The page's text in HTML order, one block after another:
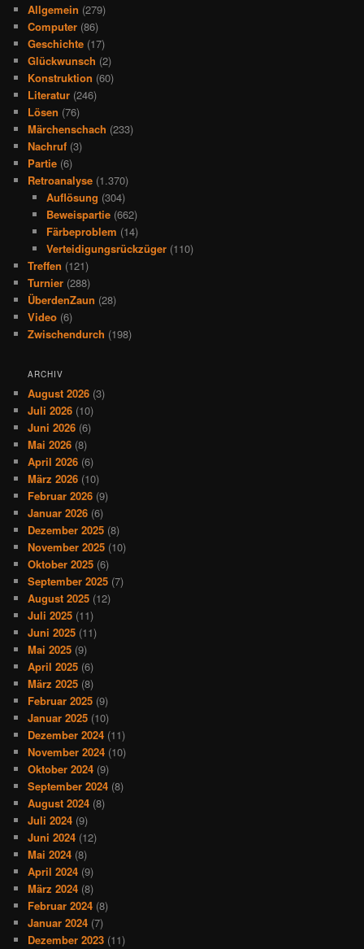
Allgemein (279)
Computer (86)
Geschichte (17)
Glückwunsch (2)
Konstruktion (60)
Literatur (246)
Lösen (76)
Märchenschach (233)
Nachruf (3)
Partie (6)
Retroanalyse (1.370)
Auflösung (304)
Beweispartie(662)
Färbeproblem (14)
Verteidigungsrückzüger(110)
Treffen (121)
Turnier (288)
ÜberdenZaun (28)
Video (6)
Zwischendurch (198)
ARCHIV
August 2026 (3)
Juli 2026 (10)
Juni 2026 (6)
Mai 2026 (8)
April 2026 (6)
März 2026 (10)
Februar 2026 (9)
Januar 2026 (6)
Dezember 2025 (8)
November 2025 (10)
Oktober 2025 (6)
September 2025 (7)
August 2025 (12)
Juli 2025 (11)
Juni 2025 (11)
Mai 2025 (9)
April 2025 (6)
März 2025 (8)
Februar 2025 (9)
Januar 2025 (10)
Dezember 2024 (11)
November 2024 (10)
Oktober 2024 (9)
September 2024 (8)
August 2024 (8)
Juli 2024 (9)
Juni 2024 (12)
Mai 2024 (8)
April 2024 (9)
März 2024 (8)
Februar 2024 (8)
Januar 2024 (7)
Dezember 2023 (11)